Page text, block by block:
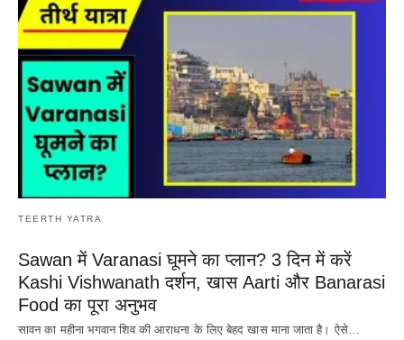
TEERTH YATRA
Sawan में Varanasi घूमने का प्लान? 3 दिन में करें
Kashi Vishwanath दर्शन, खास Aarti और Banarasi
Food का पूरा अनुभव
सावन का महीना भगवान शिव की आराधना के लिए बेहद खास माना जाता है। ऐसे…